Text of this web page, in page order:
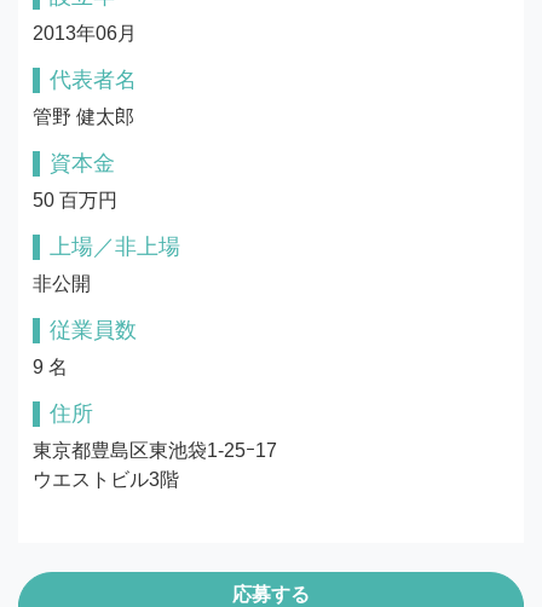
2013年06月
代表者名
管野 健太郎
資本金
50 百万円
上場／非上場
非公開
従業員数
9 名
住所
東京都豊島区東池袋1-25ｰ17
ウエストビル3階
応募する